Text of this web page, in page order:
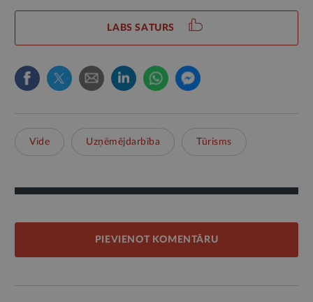
LABS SATURS
Vide Uzņēmējdarbība Tūrisms
PIEVIENOT KOMENTĀRU